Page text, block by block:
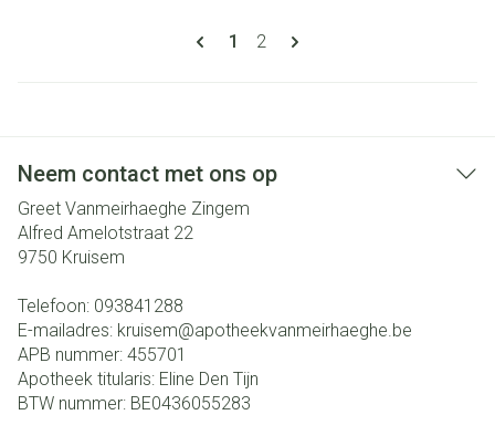
Pagina's
U lees momenteel pagina
1 Pagina
2
Neem contact met ons op
Greet Vanmeirhaeghe Zingem
Alfred Amelotstraat 22
9750 Kruisem
Telefoon: 093841288
E-mailadres: kruisem@apotheekvanmeirhaeghe.be
APB nummer: 455701
Apotheek titularis: Eline Den Tijn
BTW nummer: BE0436055283